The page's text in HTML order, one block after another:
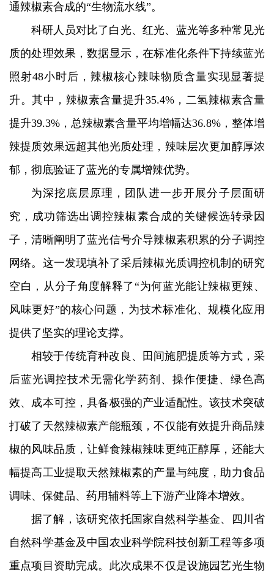
通辣椒素合成的“生物流水线”。
科研人员对比了白光、红光、蓝光等多种常见光
质的处理效果，数据显示，在标准化条件下持续蓝光
照射48小时后，辣椒核心辣味物质含量实现显著提
升。其中，辣椒素含量提升35.4%，二氢辣椒素含量
提升39.3%，总辣椒素含量平均增幅达36.8%，整体增
辣提质效果远超其他光质处理，辣味层次更加醇厚浓
郁，彻底验证了蓝光的专属增辣优势。
为深挖底层原理，团队进一步开展分子层面研
究，成功筛选出调控辣椒素合成的关键候选转录因
子，清晰阐明了蓝光信号介导辣椒素积累的分子调控
网络。这一发现填补了采后辣椒光质调控机制的研究
空白，从分子角度解释了“为何蓝光能让辣椒更辣、
风味更好”的核心问题，为技术标准化、规模化应用
提供了坚实的理论支撑。
相较于传统育种改良、田间施肥提质等方式，采
后蓝光调控技术无需化学药剂、操作便捷、绿色高
效、成本可控，具备极强的产业适配性。该技术突破
打破了天然辣椒素产能瓶颈，不仅能有效提升商品辣
椒的风味品质，让鲜食辣椒辣味更纯正醇厚，还能大
幅提高工业提取天然辣椒素的产量与纯度，助力食品
调味、保健品、药用辅料等上下游产业降本增效。
据了解，该研究依托国家自然科学基金、四川省
自然科学基金及中国农业科学院科技创新工程等多项
重点项目资助完成。此次成果不仅是设施园艺光生物